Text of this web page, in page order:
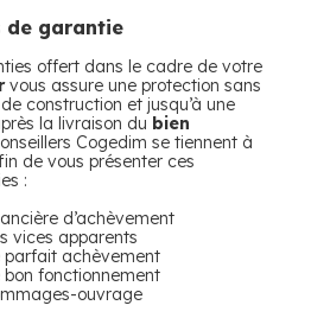
de garantie
offert dans le cadre de votre
vous assure une protection sans
construction et jusqu’à une
la livraison du bien
Cogedim se tiennent à
de vous présenter ces
:
d’achèvement
vices apparents
achèvement
fonctionnement
ouvrage